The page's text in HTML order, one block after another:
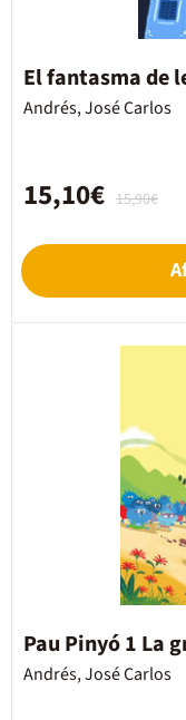
El fantasma de
Andrés, José Carlos
15,90€
15,10€
Pau Pinyó 1 La
Andrés, José Carlos